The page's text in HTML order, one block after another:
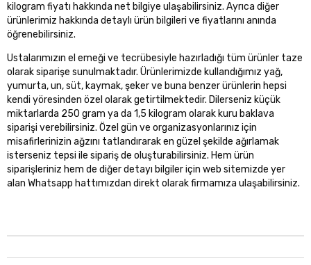
kilogram fiyatı hakkında net bilgiye ulaşabilirsiniz. Ayrıca diğer
ürünlerimiz hakkında detaylı ürün bilgileri ve fiyatlarını anında
öğrenebilirsiniz.
Ustalarımızın el emeği ve tecrübesiyle hazırladığı tüm ürünler taze
olarak siparişe sunulmaktadır. Ürünlerimizde kullandığımız yağ,
yumurta, un, süt, kaymak, şeker ve buna benzer ürünlerin hepsi
kendi yöresinden özel olarak getirtilmektedir. Dilerseniz küçük
miktarlarda 250 gram ya da 1,5 kilogram olarak kuru baklava
siparişi verebilirsiniz. Özel gün ve organizasyonlarınız için
misafirlerinizin ağzını tatlandırarak en güzel şekilde ağırlamak
isterseniz tepsi ile sipariş de oluşturabilirsiniz. Hem ürün
siparişleriniz hem de diğer detayı bilgiler için web sitemizde yer
alan Whatsapp hattımızdan direkt olarak firmamıza ulaşabilirsiniz.